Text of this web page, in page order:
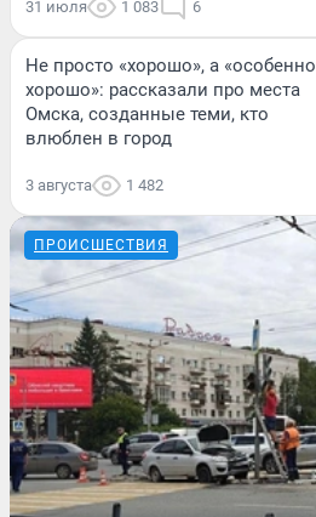
31 июля 1 083 6
Не просто «хорошо», а «особенно
хорошо»: рассказали про места
Омска, созданные теми, кто
влюблен в город
3 августа 1 482
ПРОИСШЕСТВИЯ